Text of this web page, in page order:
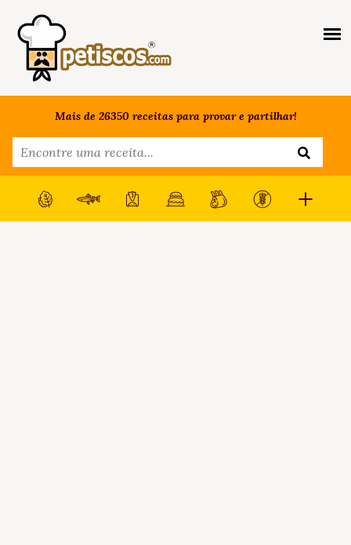
Mais de 26350 receitas para provar e partilhar!